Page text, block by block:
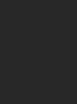
der
du die